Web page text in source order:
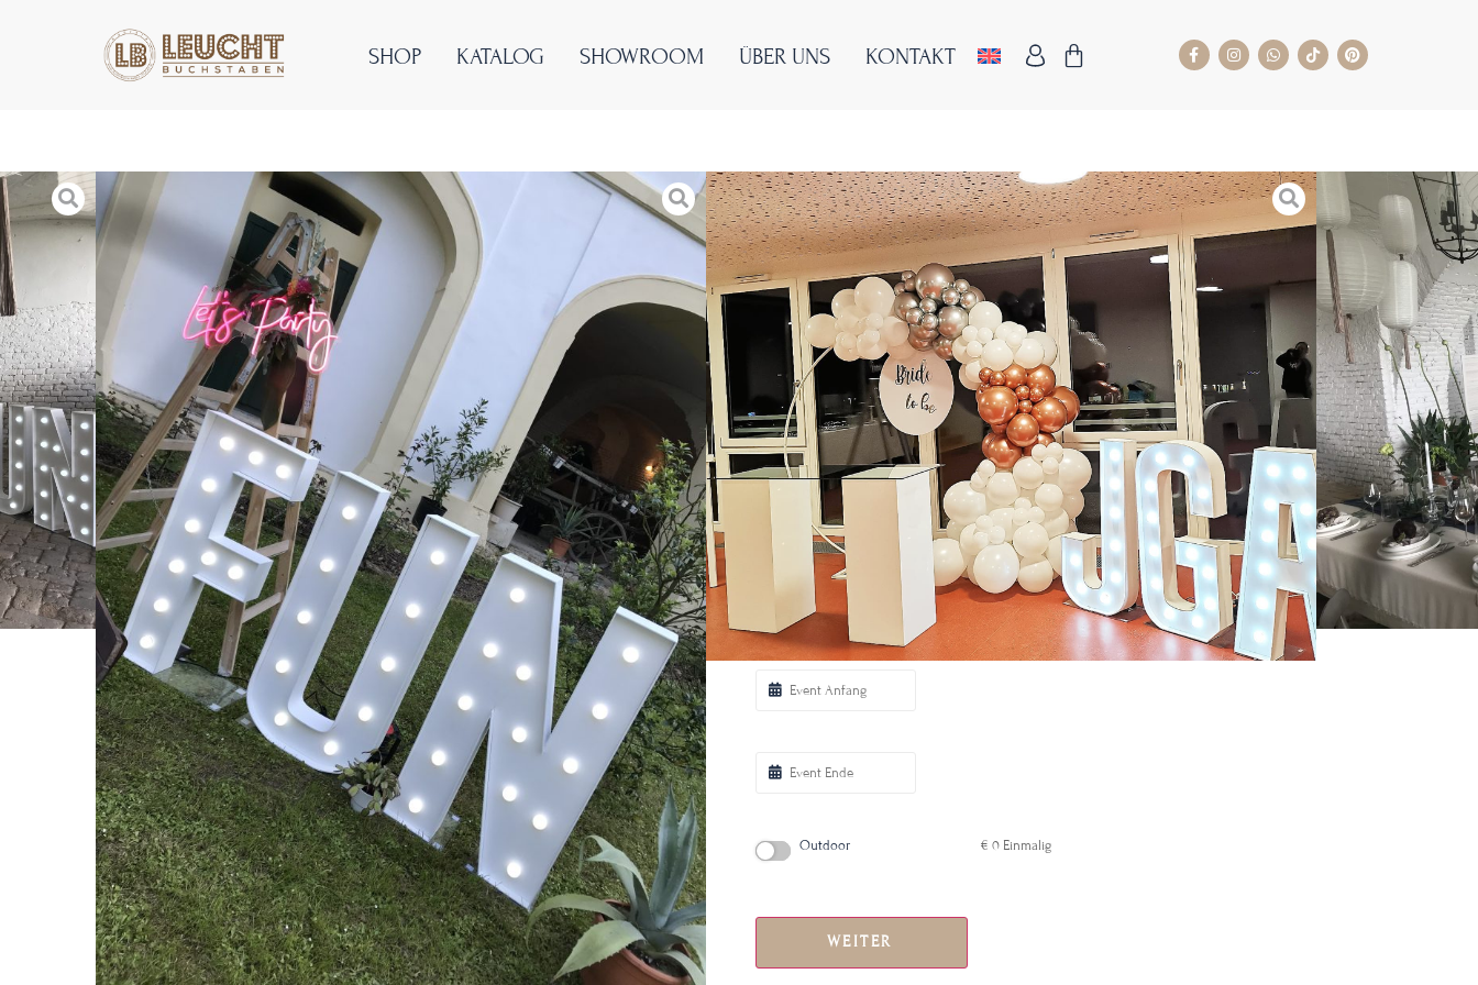
SHOP KATALOG SHOWROOM ÜBER UNS KONTAKT
FUN
Kategorien: Firmenfeiern & Events,Leuchtbuchstaben,Saisonal
Thema: Firmenfeier,Party
Mietpreis ab€165
LETS HAVE SOME FUN!
Let’s get the FUN started! Die Leuchtbuchstaben werden die
Atmosphäre für Sie und Ihre Gäste von Beginn an erhellen!
Abmessungen:
Länge 150 cm Höhe 100 cm
Wählen Sie die Mietzeit/Einsatztage
Outdoor € 0 Einmalig
WEITER